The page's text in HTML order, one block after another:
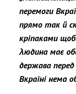
перемоги
прямо так й
кріпаками
λюдина має
держава
Вкраїні нема